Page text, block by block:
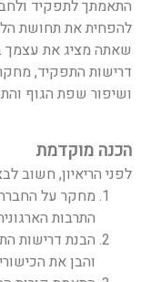
התאמתך לתפקיד
להפחית את תחושת
שאתה מציג את עצמך
דרישות התפקיד,
ושיפור שפת הגוף
הכנה מוקדמת
לפני הריאיון, חשוב
מחקר על
התרבות
הבנת דרישות
והבן את